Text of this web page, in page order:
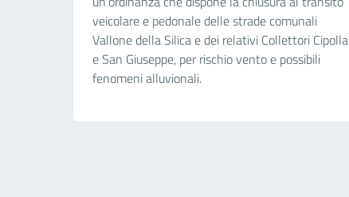
veicolare e pedonale delle strade comunali
Vallone della Silica e dei relativi Collettori Cipolla
e San Giuseppe, per rischio vento e possibili
fenomeni alluvionali.